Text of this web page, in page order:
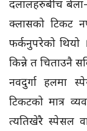
दलालहरुबीच
क्लासको टिकट
फर्कनुपरेको थियो
किन्ने त चिताउनै
नवदुर्गा हलमा
टिकटको मात्र
त्यतिखेरै स्पेसल